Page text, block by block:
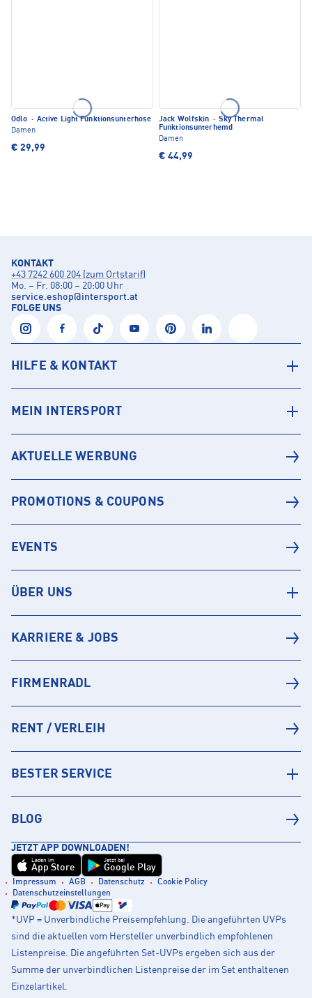
Odlo · Active Light Funktionsunterhose
Damen
€ 29,99
Jack Wolfskin · Sky Thermal
Funktionsunterhemd
Damen
€ 44,99
KONTAKT
+43 7242 600 204 (zum Ortstarif)
Mo. – Fr. 08:00 – 20:00 Uhr
service.eshop@intersport.at
FOLGE UNS
HILFE & KONTAKT
MEIN INTERSPORT
AKTUELLE WERBUNG
PROMOTIONS & COUPONS
EVENTS
ÜBER UNS
KARRIERE & JOBS
FIRMENRADL
RENT / VERLEIH
BESTER SERVICE
BLOG
JETZT APP DOWNLOADEN!
Laden im
App Store
Jetzt bei
Google Play
Impressum AGB Datenschutz
Cookie Policy
Datenschutzeinstellungen
*UVP = Unverbindliche Preisempfehlung. Die angeführten UVPs
sind die aktuellen vom Hersteller unverbindlich empfohlenen
Listenpreise. Die angeführten Set-UVPs ergeben sich aus der
Summe der unverbindlichen Listenpreise der im Set enthaltenen
Einzelartikel.